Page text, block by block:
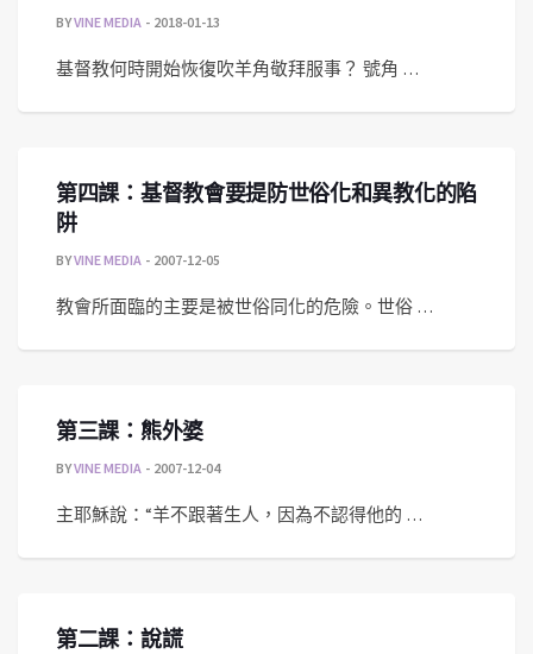
BYVINE MEDIA 2018-01-13
基督教何時開始恢復吹羊角敬拜服事？ 號角 …
第四課：基督教會要提防世俗化和異教化的陷
阱
BYVINE MEDIA 2007-12-05
教會所面臨的主要是被世俗同化的危險。世俗 …
第三課：熊外婆
BYVINE MEDIA 2007-12-04
主耶穌說：“羊不跟著生人，因為不認得他的 …
第二課：說謊